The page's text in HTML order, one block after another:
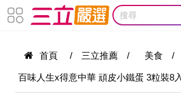
首頁 / 三立推薦 / 美食 /
百味人生x得意中華 頑皮小鐵蛋 3粒裝8